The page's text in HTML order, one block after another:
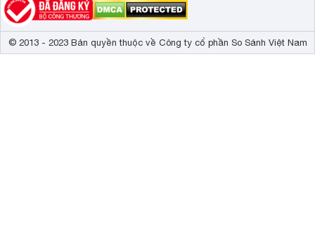
© 2013 - 2023 Bản quyền thuộc về Công ty cổ phần So Sánh Việt Nam